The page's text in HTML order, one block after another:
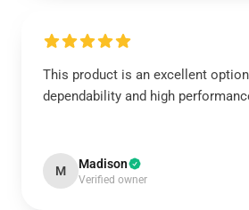
This product is an excellent
dependability and high
M Madison
Verified owner